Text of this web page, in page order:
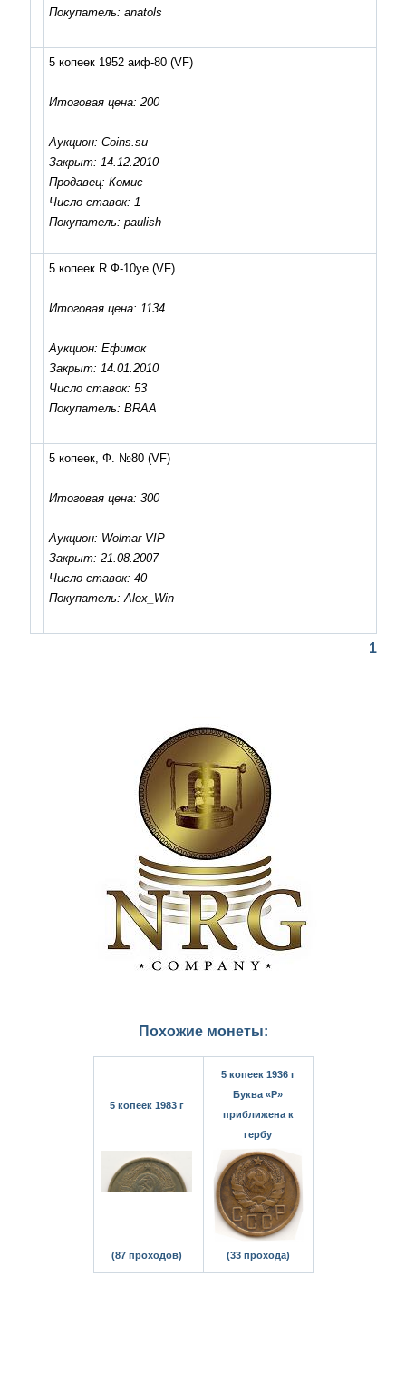
Покупатель: anatols
5 копеек 1952 аиф-80(VF)
Итоговая цена: 200
Аукцион: Coins.su
Закрыт: 14.12.2010
Продавец: Комис
Число ставок: 1
Покупатель: paulish
5 копеек R Ф-10уе(VF)
Итоговая цена: 1134
Аукцион: Ефимок
Закрыт: 14.01.2010
Число ставок: 53
Покупатель: BRAA
5 копеек, Ф. №80(VF)
Итоговая цена: 300
Аукцион: Wolmar VIP
Закрыт: 21.08.2007
Число ставок: 40
Покупатель: Alex_Win
1
Похожие монеты:
5 копеек 1983 г
(87 проходов)
5 копеек 1936 г
Буква «Р»
приближена к
гербу
(33 прохода)